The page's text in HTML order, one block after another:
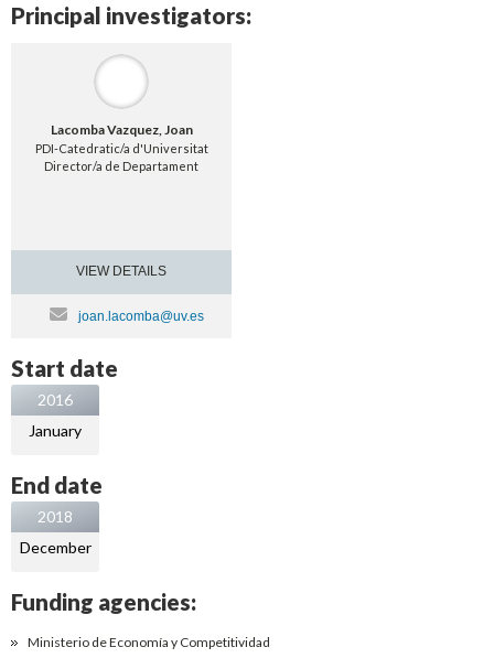
Principal investigators:
Lacomba Vazquez, Joan
PDI-Catedratic/a d'Universitat
Director/a de Departament
VIEW DETAILS
joan.lacomba@uv.es
Start date
2016
January
End date
2018
December
Funding agencies:
Ministerio de Economía y Competitividad